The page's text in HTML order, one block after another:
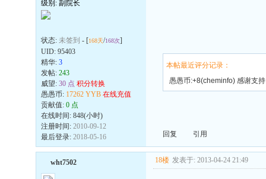
级别: 副院长
状态: 未签到 - [168天/168次]
UID: 95403
精华: 3
发帖: 243
威望: 30 点 积分转换
愚愚币: 17262 YYB 在线充值
贡献值: 0 点
在线时间: 848(小时)
注册时间: 2010-09-12
最后登录: 2018-05-16
本帖最近评分记录：
愚愚币:+8(cheminfo) 感谢支持
回复 引用
wht7502 18楼 发表于: 2013-04-24 21:49